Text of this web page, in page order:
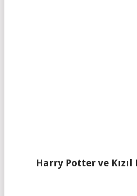
Harry Potter ve Kızıl